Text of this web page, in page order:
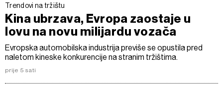
Trendovi na tržištu
Kina ubrzava, Evropa zaostaje u
lovu na novu milijardu vozača
Evropska automobilska industrija previše se opustila pred
naletom kineske konkurencije na stranim tržištima.
prije 5 sati